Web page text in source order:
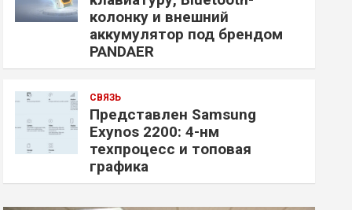
колонку и внешний
аккумулятор под брендом
PANDAER
СВЯЗЬ
Представлен Samsung
Exynos 2200: 4-нм
техпроцесс и топовая
графика